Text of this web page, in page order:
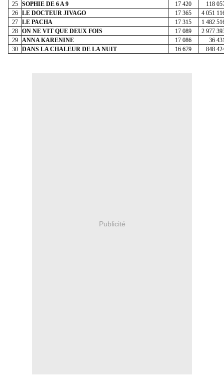
25
SOPHIE DE 6 A 9 17 420
118
26
LE DOCTEUR JIVAGO 17 365
4 051
27
LE PACHA 17 315
1 482
28
ON NE VIT QUE DEUX FOIS 17 089
2 977
29
ANNA KARENINE 17 086
36
30
DANS LA CHALEUR DE LA NUIT 16 679 848
Publicité